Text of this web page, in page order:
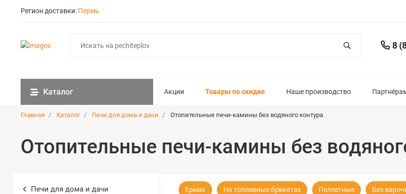
Регион доставки: Пермь
8
Каталог Акции Товары по скидке Наше производство
Главная Каталог Печи для дома и дачи Отопительные печи-камины без водяного контура
Отопительные печи-камины без
Печи для дома и дачи Ермак На топливных брикетах Пеллетные Без